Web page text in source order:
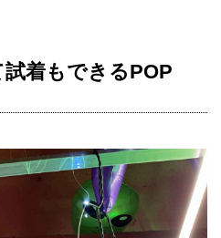
着もできるPOP